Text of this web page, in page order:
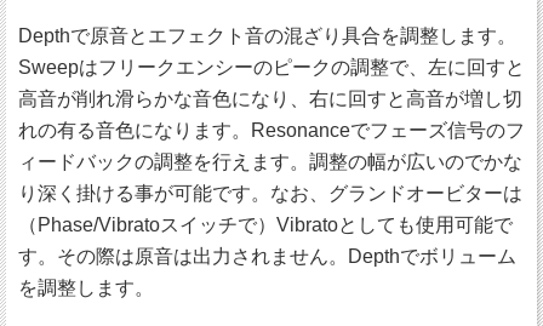
Depthで原音とエフェクト音の混ざり具合を調整します。
Sweepはフリークエンシーのピークの調整で、左に回すと
高音が削れ滑らかな音色になり、右に回すと高音が増し切
れの有る音色になります。Resonanceでフェーズ信号のフ
ィードバックの調整を行えます。調整の幅が広いのでかな
り深く掛ける事が可能です。なお、グランドオービターは
（Phase/Vibratoスイッチで）Vibratoとしても使用可能で
す。その際は原音は出力されません。Depthでボリューム
を調整します。